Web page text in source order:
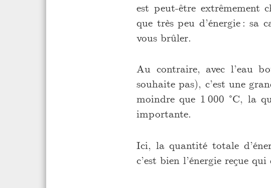
est peut-être extrêmement
que très peu d’énergie : sa
vous brûler.
Au contraire, avec l’eau
souhaite pas), c’est une
moindre que 1 000 °C, la
importante.
Ici, la quantité totale
c’est bien l’énergie reçue